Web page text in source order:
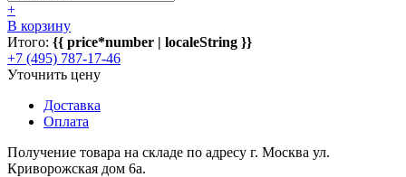
+
В корзину
Итого: {{ price*number | localeString }}
+7 (495) 787-17-46
Уточнить цену
Доставка
Оплата
Получение товара на складе по адресу г. Москва ул.
Криворожская дом 6а.